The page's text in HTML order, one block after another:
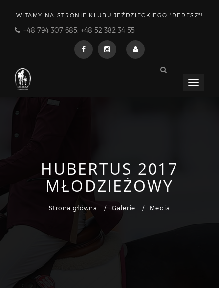
WITAMY NA STRONIE KLUBU JEŹDZIECKIEGO "DERESZ"!
+48 794 307 685, +48 52 382 34 55
Menu
HUBERTUS 2017
MŁODZIEŻOWY
Strona główna Galerie Media